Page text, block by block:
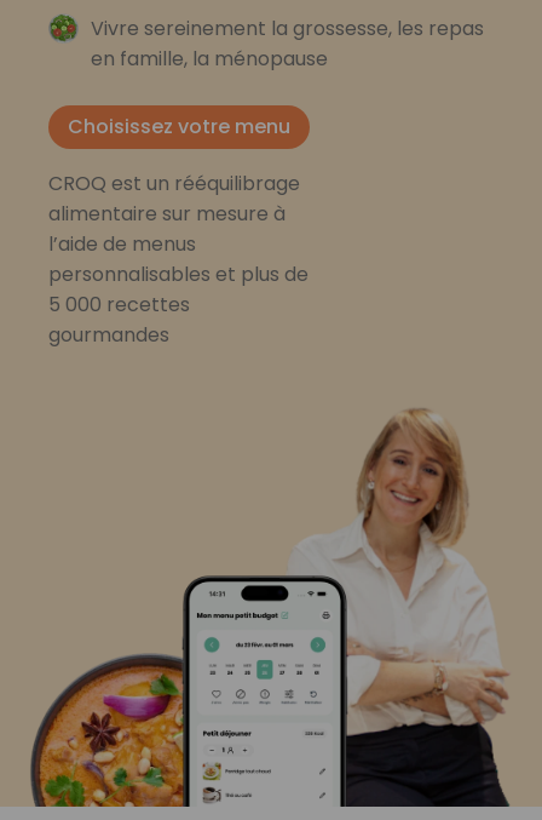
Vivre sereinement la grossesse, les repas
en famille, la ménopause
Choisissez votre menu
CROQ est un rééquilibrage
alimentaire sur mesure à
l’aide de menus
personnalisables et plus de
5 000 recettes
gourmandes